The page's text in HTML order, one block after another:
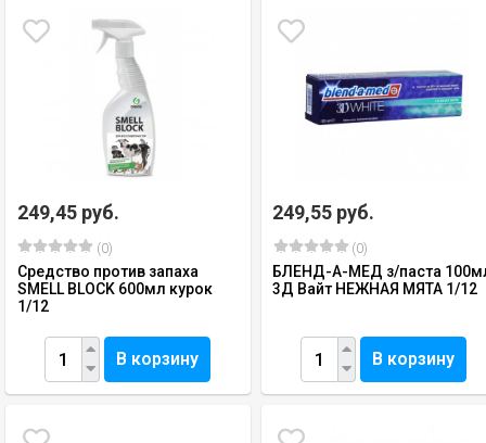
249,45 руб.
(0)
Средство против запаха
SMELL BLOCK 600мл курок
1/12
В корзину
249,55 руб.
(0)
БЛЕНД-А-МЕД з/паста
3Д Вайт НЕЖНАЯ МЯТА 1/12
В корзину